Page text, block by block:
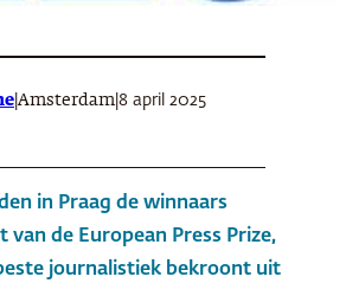
Amsterdam 8 april 2025
in Praag de winnaars
van de European Press Prize,
journalistiek bekroont uit